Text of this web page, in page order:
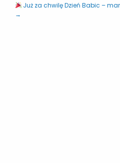
Już za chwilę Dzień Babic –
→